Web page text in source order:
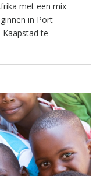
met een mix
in Port
Kaapstad te